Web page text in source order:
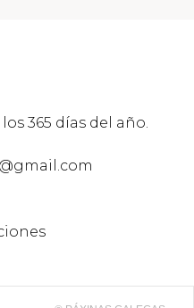
365 días del año.